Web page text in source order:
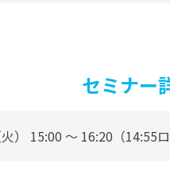
セミナー
） 15:00 ～ 16:20（14:55ロ